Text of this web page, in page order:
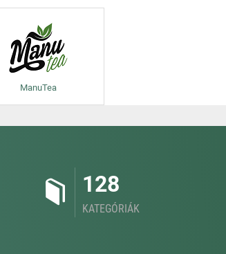
ManuTea
128
KATEGÓRIÁK